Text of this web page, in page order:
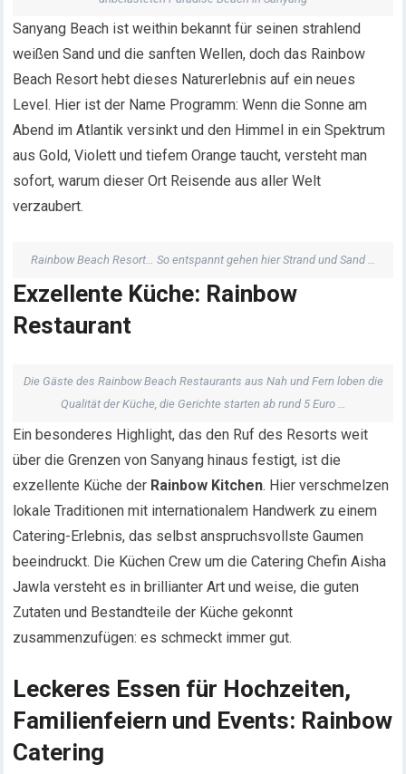
Sanyang Beach ist weithin bekannt für seinen strahlend
weißen Sand und die sanften Wellen, doch das Rainbow
Beach Resort hebt dieses Naturerlebnis auf ein neues
Level. Hier ist der Name Programm: Wenn die Sonne am
Abend im Atlantik versinkt und den Himmel in ein Spektrum
aus Gold, Violett und tiefem Orange taucht, versteht man
sofort, warum dieser Ort Reisende aus aller Welt
verzaubert.
Rainbow Beach Resort… So entspannt gehen hier Strand und Sand …
Exzellente Küche: Rainbow
Restaurant
Die Gäste des Rainbow Beach Restaurants aus Nah und Fern loben die
Qualität der Küche, die Gerichte starten ab rund 5 Euro …
Ein besonderes Highlight, das den Ruf des Resorts weit
über die Grenzen von Sanyang hinaus festigt, ist die
exzellente Küche der Rainbow Kitchen. Hier verschmelzen
lokale Traditionen mit internationalem Handwerk zu einem
Catering-Erlebnis, das selbst anspruchsvollste Gaumen
beeindruckt. Die Küchen Crew um die Catering Chefin Aisha
Jawla versteht es in brillianter Art und weise, die guten
Zutaten und Bestandteile der Küche gekonnt
zusammenzufügen: es schmeckt immer gut.
Leckeres Essen für Hochzeiten,
Familienfeiern und Events: Rainbow
Catering